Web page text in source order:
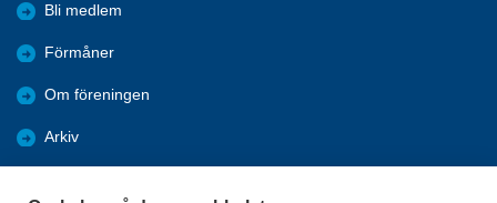
Bli medlem
Förmåner
Om föreningen
Arkiv